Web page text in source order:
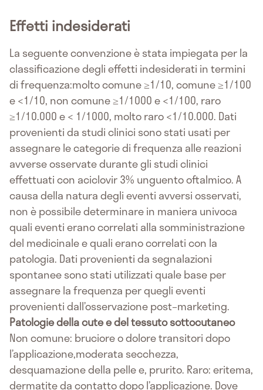
Effetti indesiderati
La seguente convenzione è stata impiegata per la
classificazione degli effetti indesiderati in termini
di frequenza:molto comune ≥1/10, comune ≥1/100
e <1/10, non comune ≥1/1000 e <1/100, raro
≥1/10.000 e < 1/1000, molto raro <1/10.000. Dati
provenienti da studi clinici sono stati usati per
assegnare le categorie di frequenza alle reazioni
avverse osservate durante gli studi clinici
effettuati con aciclovir 3% unguento oftalmico. A
causa della natura degli eventi avversi osservati,
non è possibile determinare in maniera univoca
quali eventi erano correlati alla somministrazione
del medicinale e quali erano correlati con la
patologia. Dati provenienti da segnalazioni
spontanee sono stati utilizzati quale base per
assegnare la frequenza per quegli eventi
provenienti dall’osservazione post–marketing.
Patologie della cute e del tessuto sottocutaneo
Non comune: bruciore o dolore transitori dopo
l’applicazione,moderata secchezza,
desquamazione della pelle e, prurito. Raro: eritema,
dermatite da contatto dopo l’applicazione. Dove